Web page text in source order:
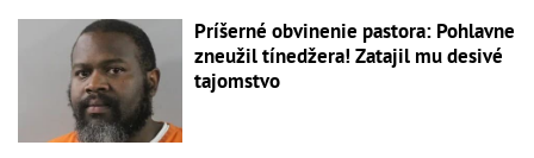
Príšerné obvinenie pastora: Pohlavne
zneužil tínedžera! Zatajil mu desivé
tajomstvo